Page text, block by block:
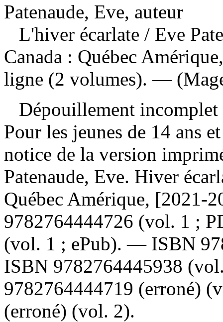
Patenaude, Eve, auteur
L'hiver écarlate / Eve
Canada : Québec
ligne (2 volumes). —
Dépouillement
Pour les jeunes de 14 ans
notice de la version
Patenaude, Eve. Hiver
Québec Amérique,
9782764444726 (vol. 1 ;
(vol. 1 ; ePub). — ISBN
ISBN 9782764445938
9782764444719 (erroné)
(erroné) (vol. 2).